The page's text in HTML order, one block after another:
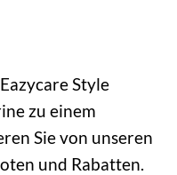
Style
zu einem
Sie von unseren
und Rabatten.